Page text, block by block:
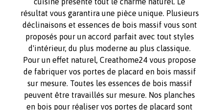
résultat vous garantira une pièce unique. Plusieurs
déclinaisons et essences de bois massif vous sont
proposés pour un accord parfait avec tout styles
d'intérieur, du plus moderne au plus classique.
Pour un effet naturel, Creathome24 vous propose
de fabriquer vos portes de placard en bois massif
sur mesure. Toutes les essences de bois massif
peuvent être travaillés sur mesure. Nos planches
en bois pour réaliser vos portes de placard sont